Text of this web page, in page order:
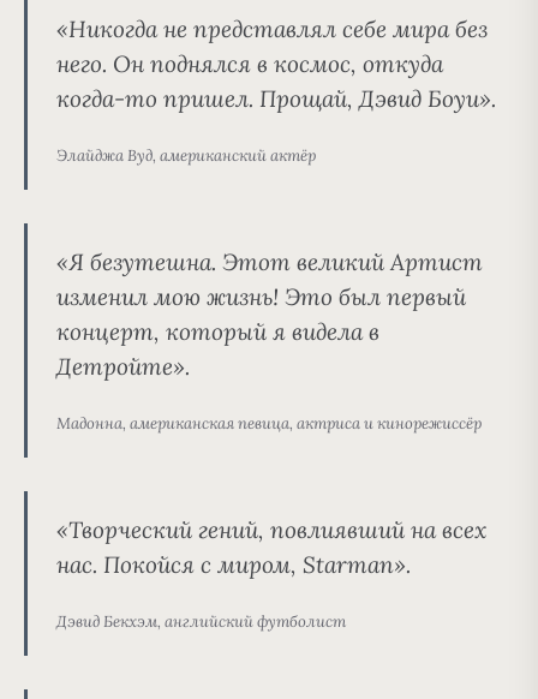
«Никогда не представлял себе мира без
него. Он поднялся в космос, откуда
когда-то пришел. Прощай, Дэвид Боуи».
Элайджа Вуд, американский актёр
«Я безутешна. Этот великий Артист
изменил мою жизнь! Это был первый
концерт, который я видела в
Детройте».
Мадонна, американская певица, актриса и кинорежиссёр
«Творческий гений, повлиявший на всех
нас. Покойся с миром, Starman».
Дэвид Бекхэм, английский футболист